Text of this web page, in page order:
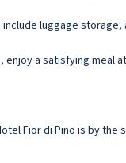
luggage
enjoy a satisfying meal
Fior di Pino is by the